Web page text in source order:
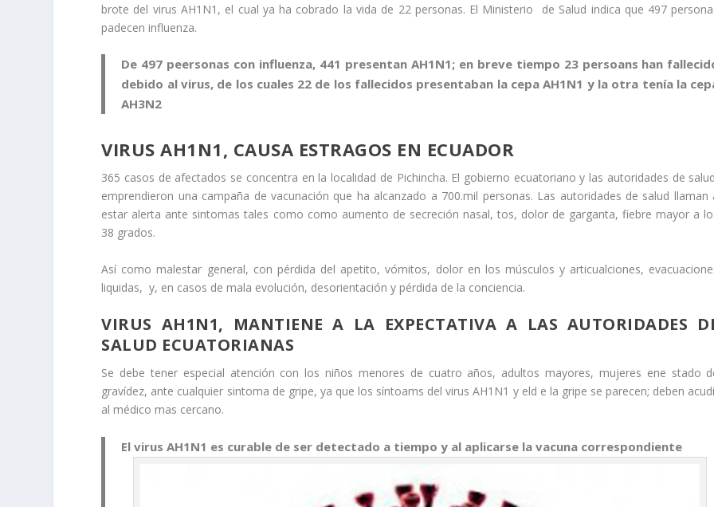
brote del virus AH1N1, el cual ya ha cobrado la vida de 22 personas. El Ministerio de Salud indica que 497
padecen influenza.
De 497 peersonas con influenza, 441 presentan AH1N1; en breve tiempo 23 persoans han
debido al virus, de los cuales 22 de los fallecidos presentaban la cepa AH1N1 y la otra tenía la
AH3N2
VIRUS AH1N1, CAUSA ESTRAGOS EN ECUADOR
365 casos de afectados se concentra en la localidad de Pichincha. El gobierno ecuatoriano y las autoridades de
emprendieron una campaña de vacunación que ha alcanzado a 700.mil personas. Las autoridades de salud llaman
estar alerta ante sintomas tales como como aumento de secreción nasal, tos, dolor de garganta, fiebre mayor a
38 grados.
Así como malestar general, con pérdida del apetito, vómitos, dolor en los músculos y articualciones,
liquidas, y, en casos de mala evolución, desorientación y pérdida de la conciencia.
VIRUS AH1N1, MANTIENE A LA EXPECTATIVA A LAS AUTORIDADES
SALUD ECUATORIANAS
Se debe tener especial atención con los niños menores de cuatro años, adultos mayores, mujeres ene stado
gravídez, ante cualquier sintoma de gripe, ya que los síntoams del virus AH1N1 y eld e la gripe se parecen; deben
al médico mas cercano.
El virus AH1N1 es curable de ser detectado a tiempo y al aplicarse la vacuna correspondiente